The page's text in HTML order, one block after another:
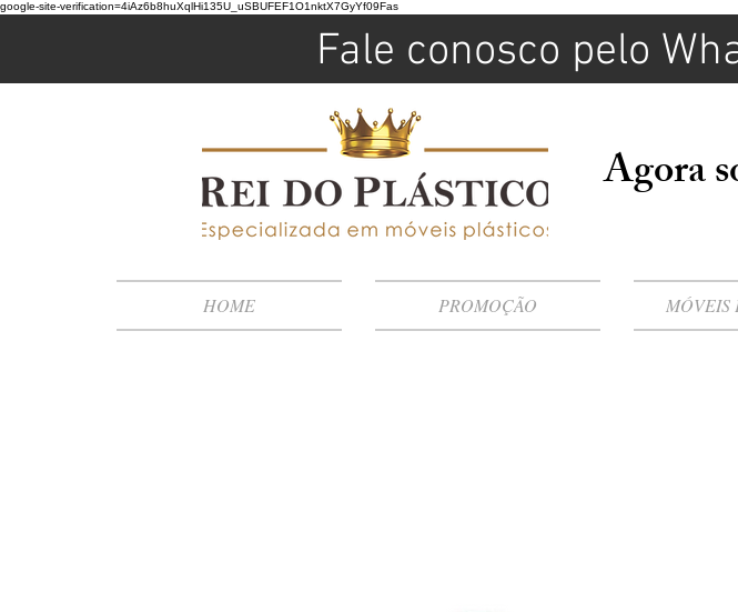
google-site-verification=4iAz6b8huXqlHi135U_uSBUFEF1O1nktX7GyYf09Fas
Agora
HOME PROMOÇÃO MÓVEIS
Fale conosco pelo